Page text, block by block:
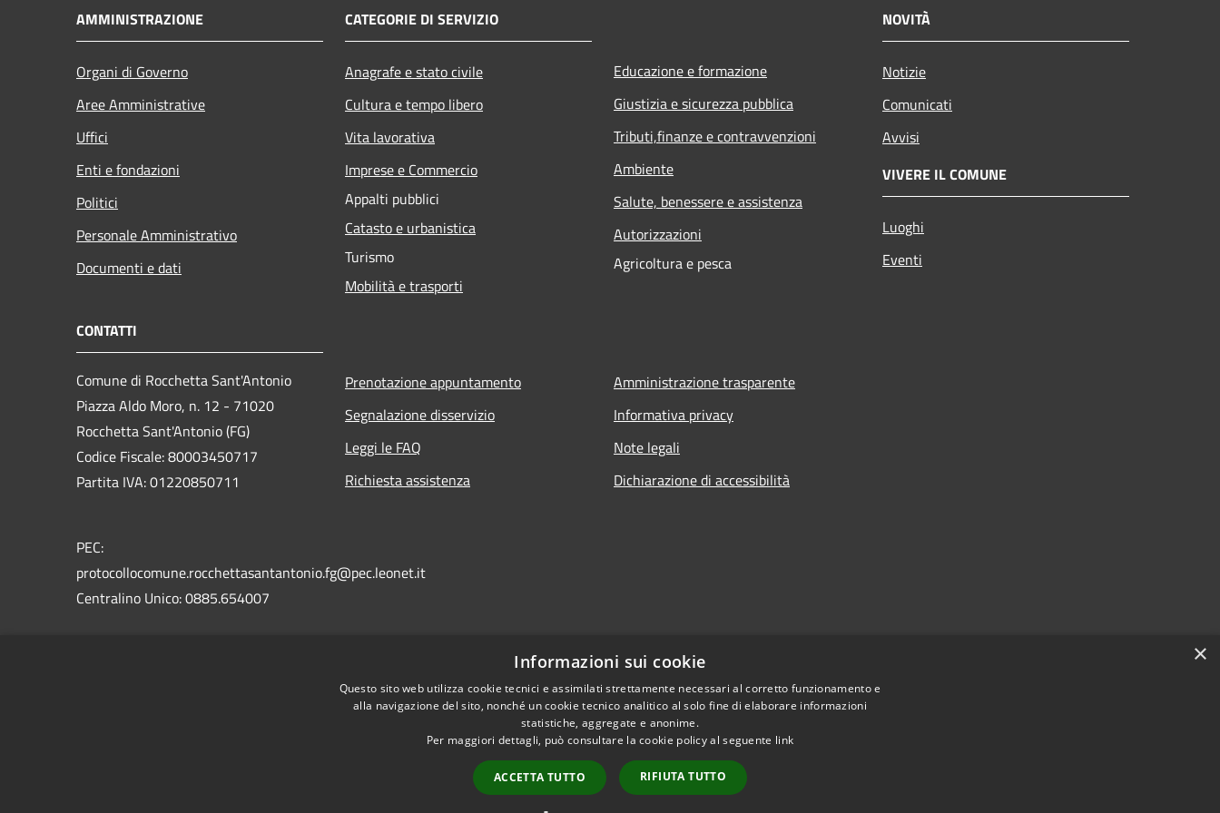
AMMINISTRAZIONE
Organi di Governo
Aree Amministrative
Uffici
Enti e fondazioni
Politici
Personale Amministrativo
Documenti e dati
CATEGORIE DI SERVIZIO
Anagrafe e stato civile
Cultura e tempo libero
Vita lavorativa
Imprese e Commercio
Appalti pubblici
Catasto e urbanistica
Turismo
Mobilità e trasporti
Educazione e formazione
Giustizia e sicurezza pubblica
Tributi,finanze e contravvenzioni
Ambiente
Salute, benessere e assistenza
Autorizzazioni
Agricoltura e pesca
NOVITÀ
Notizie
Comunicati
Avvisi
VIVERE IL COMUNE
Luoghi
Eventi
CONTATTI
Comune di Rocchetta Sant'Antonio
Piazza Aldo Moro, n. 12 - 71020
Rocchetta Sant'Antonio (FG)
Codice Fiscale: 80003450717
Partita IVA: 01220850711
PEC:
protocollocomune.rocchettasantantonio.fg@pec.leonet.it
Centralino Unico: 0885.654007
Prenotazione appuntamento
Segnalazione disservizio
Leggi le FAQ
Richiesta assistenza
Amministrazione trasparente
Informativa privacy
Note legali
Dichiarazione di accessibilità
Extranet
Copyright © 2026 • Comune di Rocchetta Sant'Antonio • Powered by
×
Informazioni sui cookie
Questo sito web utilizza cookie tecnici e assimilati strettamente necessari al corretto funzionamento e
alla navigazione del sito, nonché un cookie tecnico analitico al solo fine di elaborare informazioni
statistiche, aggregate e anonime.
Per maggiori dettagli, può consultare la cookie policy al seguente link
ACCETTA TUTTO RIFIUTA TUTTO